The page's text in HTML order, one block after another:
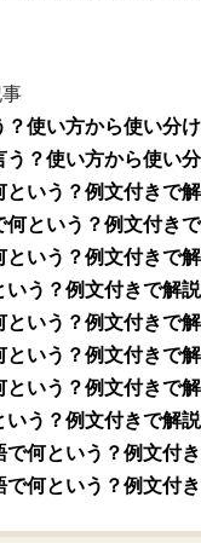
？使い方から使い分
う？使い方から使い
という？例文付きで解
何という？例文付きで
という？例文付きで解
いう？例文付きで解説
という？例文付きで解
という？例文付きで解
という？例文付きで解
いう？例文付きで解説
で何という？例文付
で何という？例文付